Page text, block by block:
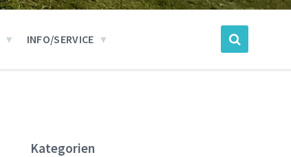
INFO/SERVICE
Kategorien